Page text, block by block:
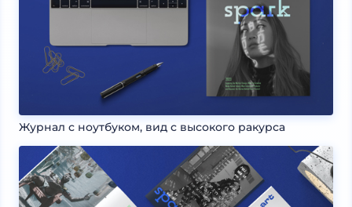
Журнал с ноутбуком, вид с высокого ракурса